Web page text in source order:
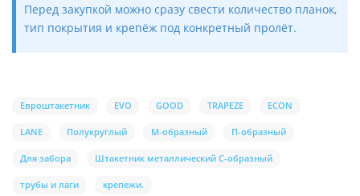
Перед закупкой можно сразу свести количество планок,
тип покрытия и крепёж под конкретный пролёт.
Евроштакетник EVO GOOD TRAPEZE ECON
LANE Полукруглый М-образный П-образный
Для забора Штакетник металлический С-образный
трубы и лаги крепежи.